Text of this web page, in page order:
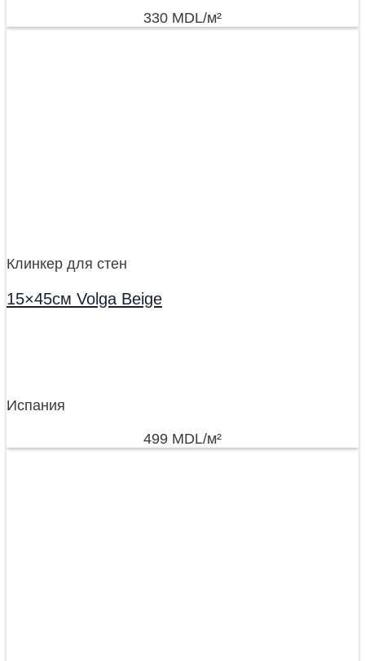
330 MDL/м²
Клинкер для стен
15×45см Volga Beige
Испания
499 MDL/м²